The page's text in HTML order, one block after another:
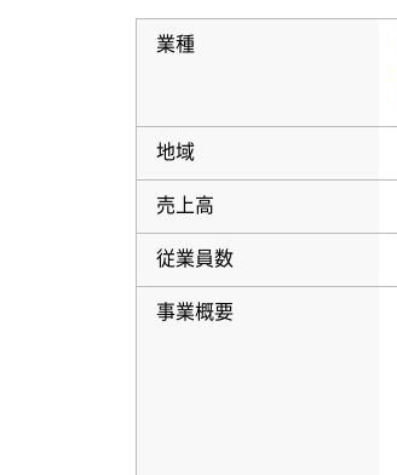
業種
地域
売上高
従業員数
事業概要